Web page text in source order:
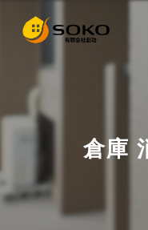
倉庫